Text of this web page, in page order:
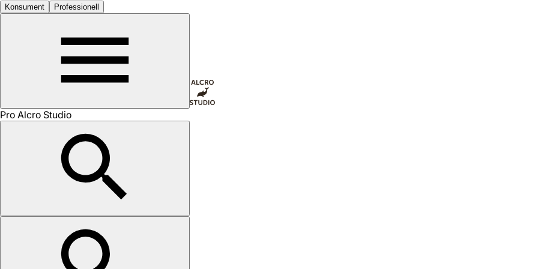
Konsument Professionell
Pro Alcro Studio